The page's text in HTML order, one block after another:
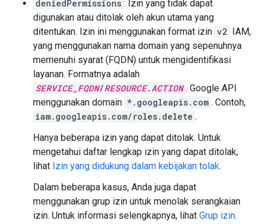
deniedPermissions : Izin yang tidak dapat
digunakan atau ditolak oleh akun utama yang
ditentukan. Izin ini menggunakan format izin v2 IAM,
yang menggunakan nama domain yang sepenuhnya
memenuhi syarat (FQDN) untuk mengidentifikasi
layanan. Formatnya adalah
SERVICE_FQDN/RESOURCE.ACTION . Google API
menggunakan domain *.googleapis.com . Contoh,
iam.googleapis.com/roles.delete .
Hanya beberapa izin yang dapat ditolak. Untuk
mengetahui daftar lengkap izin yang dapat ditolak,
lihat Izin yang didukung dalam kebijakan tolak.
Dalam beberapa kasus, Anda juga dapat
menggunakan grup izin untuk menolak serangkaian
izin. Untuk informasi selengkapnya, lihat Grup izin.